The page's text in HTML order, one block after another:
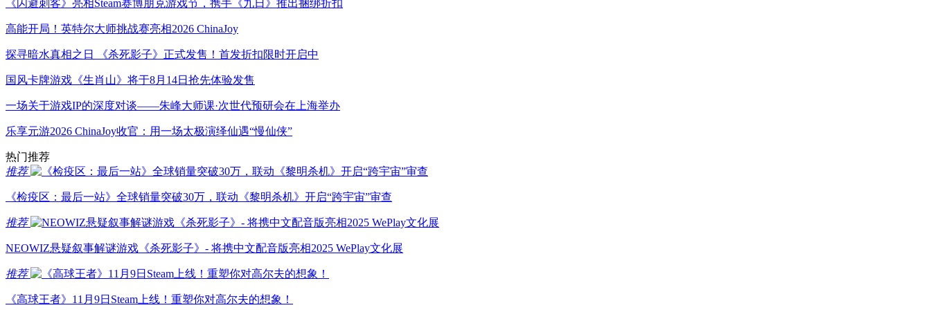
《闪避刺客》亮相Steam赛博朋克游戏节，携手《九日》推出捆绑折扣
高能开局！英特尔大师挑战赛亮相2026 ChinaJoy
探寻暗水真相之日 《杀死影子》正式发售！首发折扣限时开启中
国风卡牌游戏《生肖山》将于8月14日抢先体验发售
一场关于游戏IP的深度对谈——朱峰大师课·次世代预研会在上海举办
乐享元游2026 ChinaJoy收官：用一场太极演绎仙遇“慢仙侠”
热门推荐
推荐
《检疫区：最后一站》全球销量突破30万，联动《黎明杀机》开启“跨宇宙”审查
推荐
NEOWIZ悬疑叙事解谜游戏《杀死影子》- 将携中文配音版亮相2025 WePlay文化展
推荐
《高球王者》11月9日Steam上线！重塑你对高尔夫的想象！